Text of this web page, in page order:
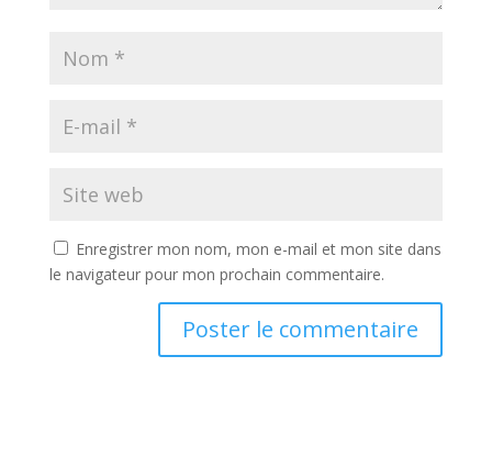
Enregistrer mon nom, mon e-mail et mon site dans
le navigateur pour mon prochain commentaire.